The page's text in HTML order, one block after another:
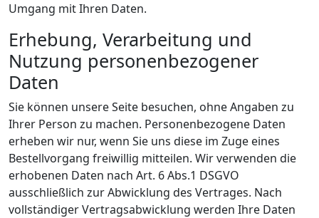
Umgang mit Ihren Daten.
Erhebung, Verarbeitung und
Nutzung personenbezogener
Daten
Sie können unsere Seite besuchen, ohne Angaben zu
Ihrer Person zu machen. Personenbezogene Daten
erheben wir nur, wenn Sie uns diese im Zuge eines
Bestellvorgang freiwillig mitteilen. Wir verwenden die
erhobenen Daten nach Art. 6 Abs.1 DSGVO
ausschließlich zur Abwicklung des Vertrages. Nach
vollständiger Vertragsabwicklung werden Ihre Daten